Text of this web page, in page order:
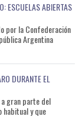
ESCUELAS ABIERTAS
por la Confederación
Argentina
DURANTE EL
gran parte del
y que